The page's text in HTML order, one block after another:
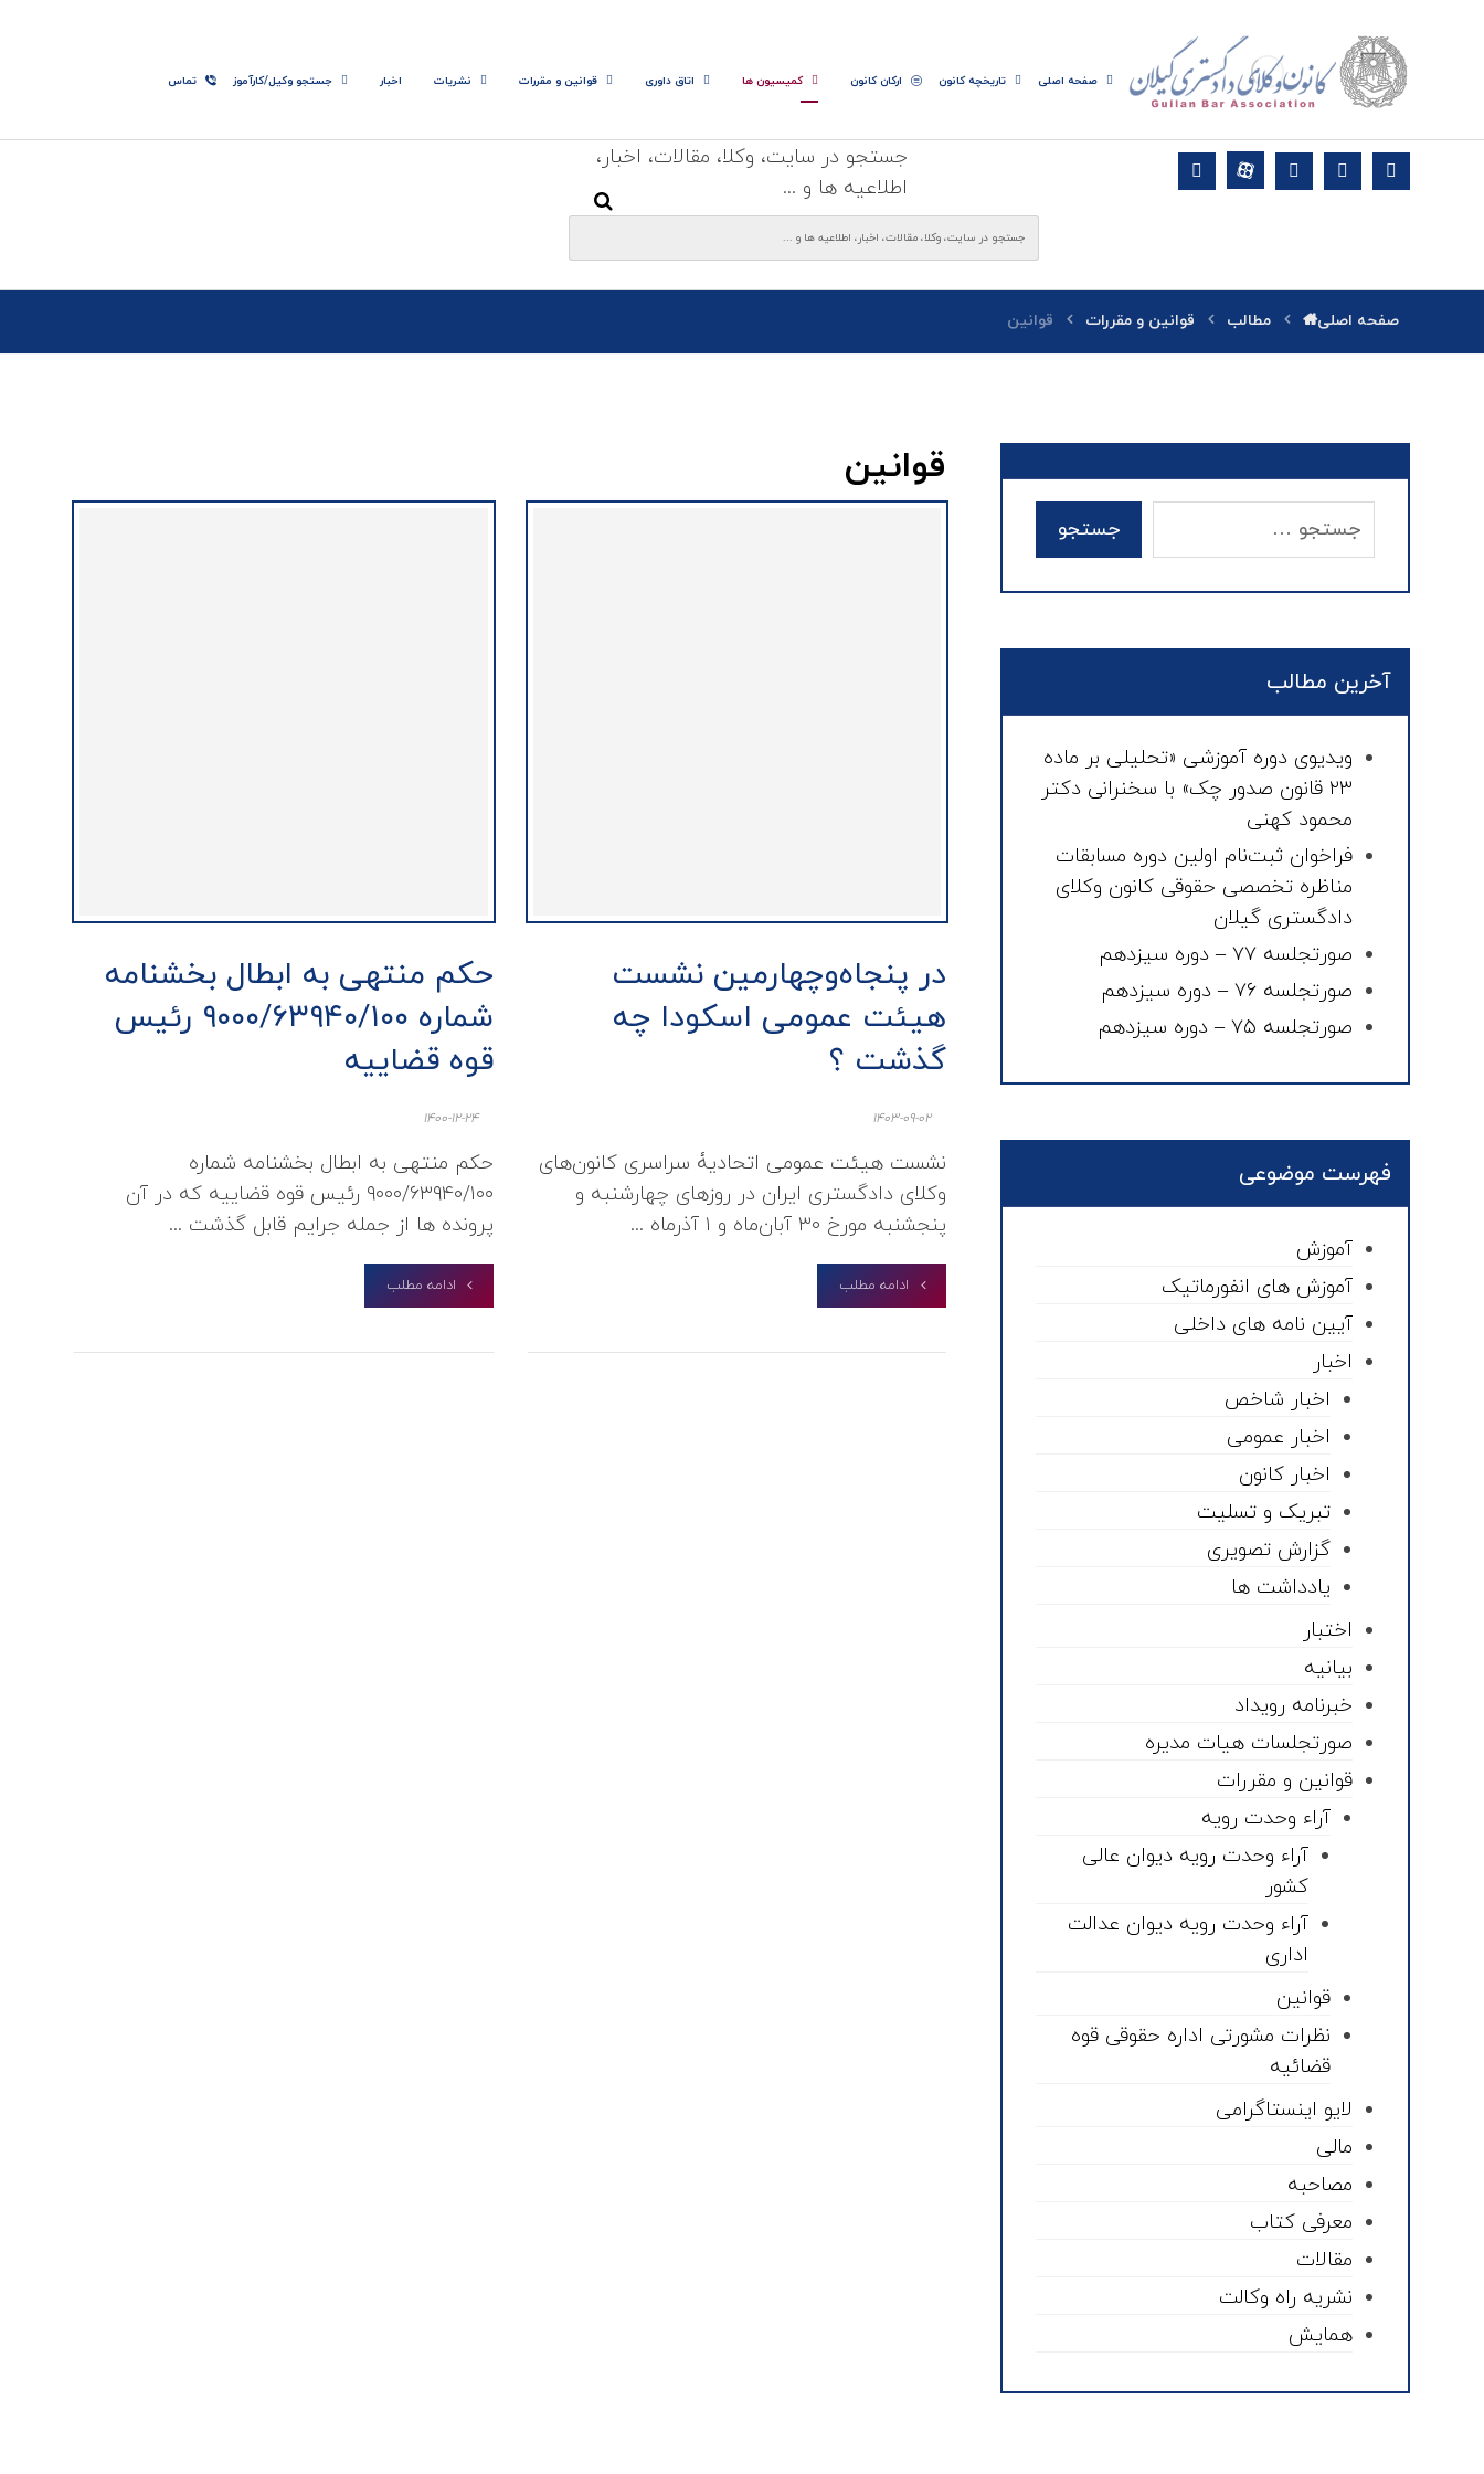
صفحه اصلی تاریخچه کانون ارکان کانون کمیسیون ها اتاق داوری قوانین و مقررات نشریات اخبار جستجو وکیل/کارآموز تماس
جستجو در سایت، وکلا، مقالات، اخبار،
اطلاعیه ها و ...
صفحه اصلی مطالب قوانین و مقررات قوانین
قوانین
در پنجاه‌وچهارمین نشست
هیئت عمومی اسکودا چه
گذشت ؟
1403-09-02
نشست هیئت عمومی اتحادیۀ سراسری کانون‌های
وکلای دادگستری ایران در روزهای چهارشنبه و
پنجشنبه مورخ ۳۰ آبان‌ماه و ۱ آذرماه ...
ادامه مطلب
حکم منتهی به ابطال بخشنامه
شماره ۹۰۰۰/۶۳۹۴۰/۱۰۰ رئیس
قوه قضاییه
1400-12-24
حکم منتهی به ابطال بخشنامه شماره
۹۰۰۰/۶۳۹۴۰/۱۰۰ رئیس قوه قضاییه که در آن
پرونده ها از جمله جرایم قابل گذشت ...
ادامه مطلب
آخرین مطالب
ویدیوی دوره آموزشی «تحلیلی بر ماده
۲۳ قانون صدور چک» با سخنرانی دکتر
محمود کهنی
فراخوان ثبت‌نام اولین دوره مسابقات
مناظره تخصصی حقوقی کانون وکلای
دادگستری گیلان
صورتجلسه ۷۷ – دوره سیزدهم
صورتجلسه ۷۶ – دوره سیزدهم
صورتجلسه ۷۵ – دوره سیزدهم
فهرست موضوعی
آموزش
آموزش های انفورماتیک
آیین نامه های داخلی
اخبار
اخبار شاخص
اخبار عمومی
اخبار کانون
تبریک و تسلیت
گزارش تصویری
یادداشت ها
اختبار
بیانیه
خبرنامه رویداد
صورتجلسات هیات مدیره
قوانین و مقررات
آراء وحدت رویه
آراء وحدت رویه دیوان عالی
کشور
آراء وحدت رویه دیوان عدالت
اداری
قوانین
نظرات مشورتی اداره حقوقی قوه
قضائیه
لایو اینستاگرامی
مالی
مصاحبه
معرفی کتاب
مقالات
نشریه راه وکالت
همایش